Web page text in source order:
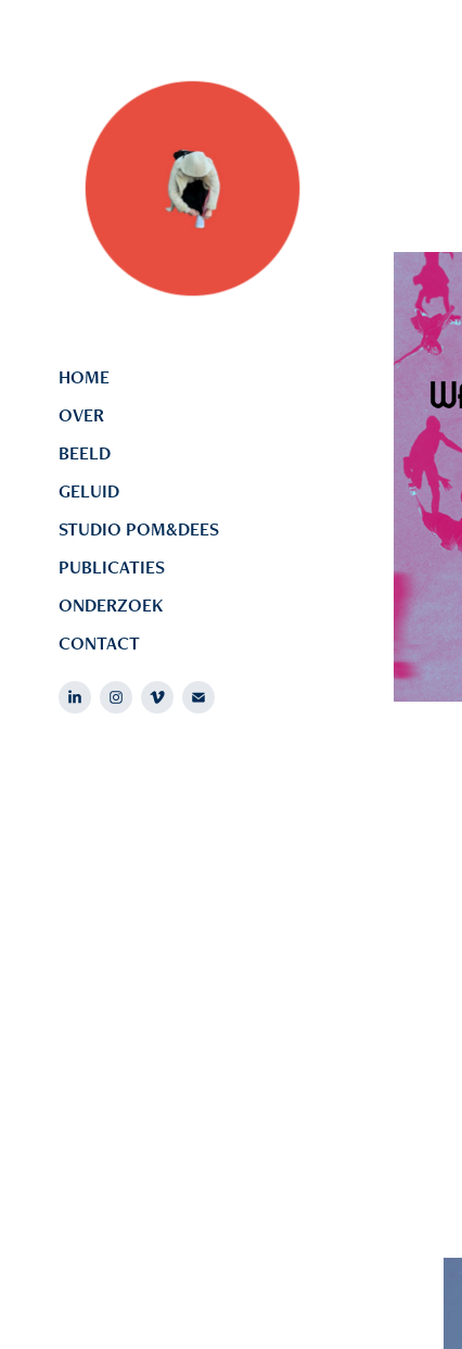
HOME
OVER
BEELD
GELUID
STUDIO POM&DEES
PUBLICATIES
ONDERZOEK
CONTACT